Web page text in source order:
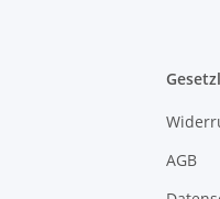
AGB